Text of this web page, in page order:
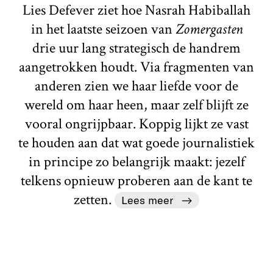
Lies Defever ziet hoe Nasrah Habiballah
in het laatste seizoen vanZomergasten
drie uur lang strategisch de handrem
aangetrokken houdt. Via fragmenten van
anderen zien we haar liefde voor de
wereld om haar heen, maar zelf blijft ze
vooral ongrijpbaar. Koppig lijkt ze vast
te houden aan dat wat goede journalistiek
in principe zo belangrijk maakt: jezelf
telkens opnieuw proberen aan de kant te
zetten.
Lees meer